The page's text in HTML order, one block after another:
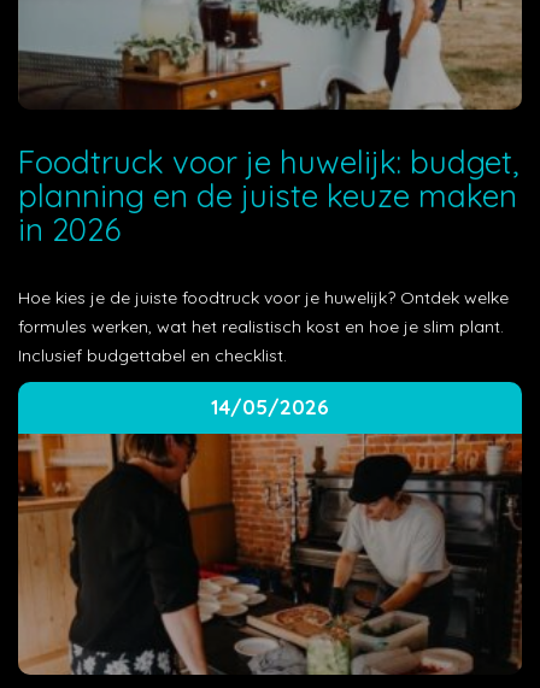
Foodtruck voor je huwelijk: budget,
planning en de juiste keuze maken
in 2026
Hoe kies je de juiste foodtruck voor je huwelijk? Ontdek welke
formules werken, wat het realistisch kost en hoe je slim plant.
Inclusief budgettabel en checklist.
14/05/2026